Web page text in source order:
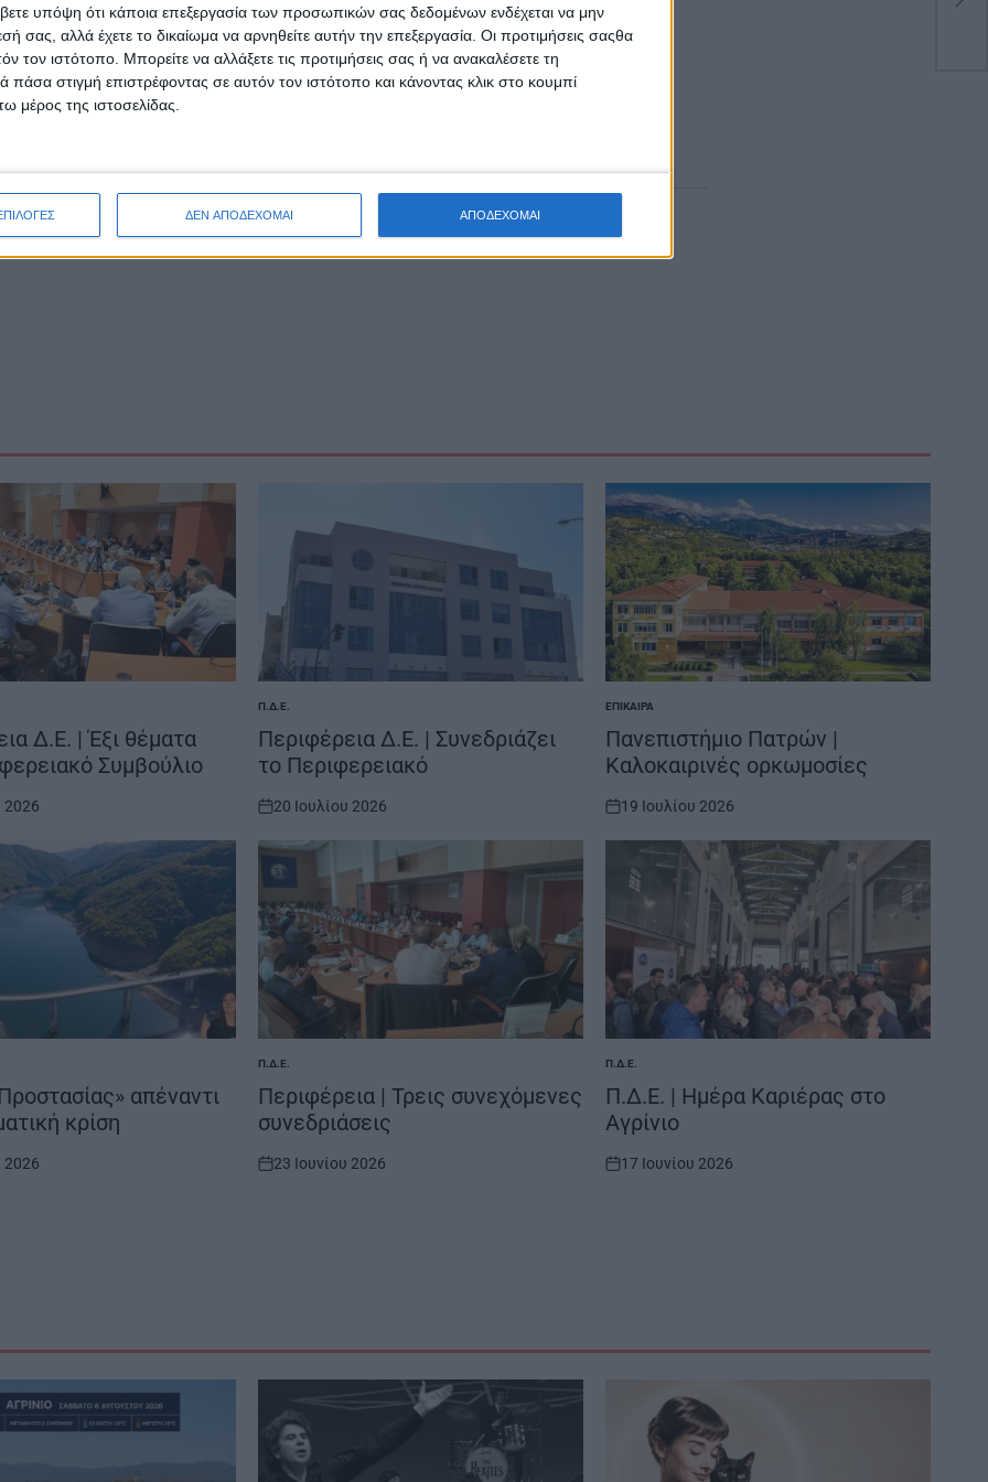
υπόψη ότι κάποια επεξεργασία των προσωπικών σας δεδομένων ενδέχεται να μην
σας, αλλά έχετε το δικαίωμα να αρνηθείτε αυτήν την επεξεργασία. Οι προτιμήσεις σαςθα
τον ιστότοπο. Μπορείτε να αλλάξετε τις προτιμήσεις σας ή να ανακαλέσετε τη
στιγμή επιστρέφοντας σε αυτόν τον ιστότοπο και κάνοντας κλικ στο κουμπί
μέρος της ιστοσελίδας.
ΔΕΝ ΑΠΟΔΕΧΟΜΑΙ ΑΠΟΔΕΧΟΜΑΙ
ταυτότητας του ιδιοκτήτη της κτηνοτροφικής εκμετάλλευσης
κατάσταση κωδικών αριθμών ενωτίων των παραδοθέντων ζώων στην ανάδοχο
λογαριασμού του ιδιοκτήτη προς πίστωση της αποζημίωσης
AgrinioStories
Δ.Ε. | Έξι θέματα
Συμβούλιο
2026
POSTED
IN
Π.Δ.Ε.
Περιφέρεια Δ.Ε. | Συνεδριάζει
το Περιφερειακό
on
20 Ιουλίου 2026
POSTED
IN
ΕΠΊΚΑΙΡΑ
Πανεπιστήμιο Πατρών |
Καλοκαιρινές ορκωμοσίες
on
19 Ιουλίου 2026
απέναντι
κρίση
2026
POSTED
IN
Π.Δ.Ε.
Περιφέρεια | Τρεις συνεχόμενες
συνεδριάσεις
on
23 Ιουνίου 2026
POSTED
IN
Π.Δ.Ε.
Π.Δ.Ε. | Ημέρα Καριέρας στο
Αγρίνιο
on
17 Ιουνίου 2026